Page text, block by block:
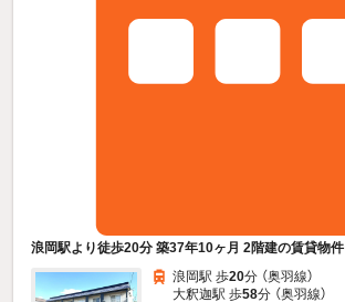
浪岡駅より徒歩20分 築37年10ヶ月 2階建の賃貸物件
浪岡駅 歩20分 （奥羽線）
大釈迦駅 歩58分 （奥羽線）